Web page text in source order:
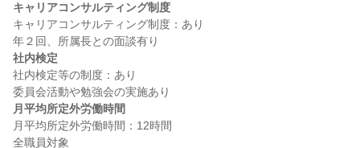
キャリアコンサルティング制度
キャリアコンサルティング制度：あり
社内検定
社内検定等の制度：あり
月平均所定外労働時間
月平均所定外労働時間：12時間